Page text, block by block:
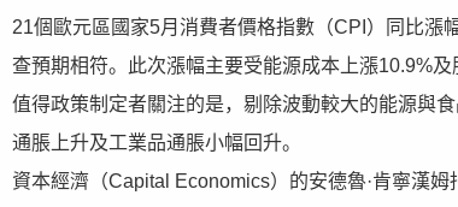
21個歐元區國家5月消費者價格指數（CPI）同比漲
查預期相符。此次漲幅主要受能源成本上漲10.9%
值得政策制定者關注的是，剔除波動較大的能源與
通脹上升及工業品通脹小幅回升。
資本經濟（Capital Economics）的安德魯·肯寧漢